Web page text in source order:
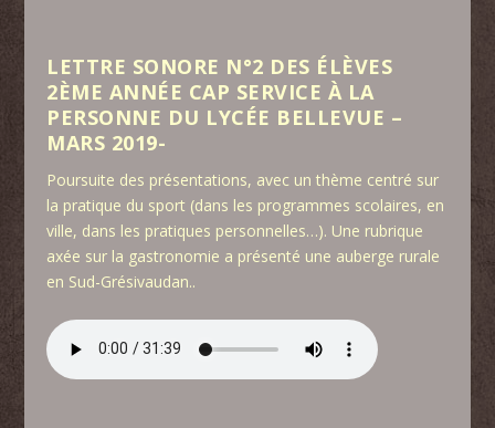
LETTRE SONORE N°2 DES ÉLÈVES
2ÈME ANNÉE CAP SERVICE À LA
PERSONNE DU LYCÉE BELLEVUE –
MARS 2019-
Poursuite des présentations, avec un thème centré sur
la pratique du sport (dans les programmes scolaires, en
ville, dans les pratiques personnelles…). Une rubrique
axée sur la gastronomie a présenté une auberge rurale
en Sud-Grésivaudan..